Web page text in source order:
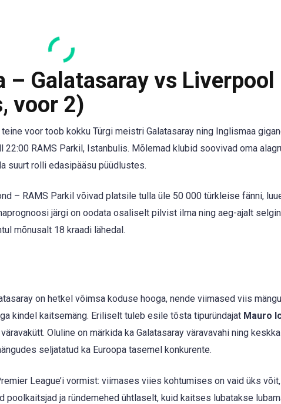
– Galatasaray vs Liverpool
voor 2)
voor toob kokku Türgi meistri Galatasaray ning Inglismaa
RAMS Parkil, Istanbulis. Mõlemad klubid soovivad oma
suurt rolli edasipääsu püüdlustes.
– RAMS Parkil võivad platsile tulla üle 50 000 türkleise fänni,
järgi on oodata osaliselt pilvist ilma ning aeg-ajalt
mõnusalt 18 kraadi lähedal.
on hetkel võimsa koduse hooga, nende viimased viis
kindel kaitsemäng. Eriliselt tuleb esile tõsta tipuründajat Mauro
Oluline on märkida ka Galatasaray väravavahi ning
seljatatud ka Euroopa tasemel konkurente.
League’i vormist: viimases viies kohtumises on vaid üks
poolkaitsjad ja ründemehed ühtlaselt, kuid kaitses lubatakse